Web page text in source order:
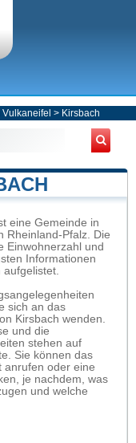
Vulkaneifel > Kirsbach
eine Gemeinde in
Rheinland-Pfalz. Die
Einwohnerzahl und
Informationen
sich an das
Kirsbach wenden.
und die
stehen auf
Sie können das
anrufen oder eine
je nachdem, was
und welche